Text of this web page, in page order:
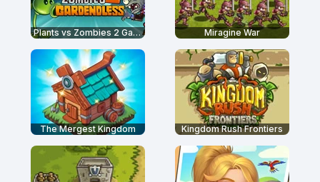
Plants vs Zombies 2 Gardendless Miragine War
The Mergest Kingdom Kingdom Rush Frontiers